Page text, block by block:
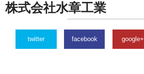
株式会社水章工業
twitter facebook google+